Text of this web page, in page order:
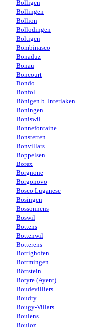
Bolligen
Bollingen
Bollion
Bollodingen
Boltigen
Bombinasco
Bonaduz
Bonau
Boncourt
Bondo
Bonfol
Bönigen b. Interlaken
Boningen
Boniswil
Bonnefontaine
Bonstetten
Bonvillars
Boppelsen
Borex
Borgnone
Borgonovo
Bosco Luganese
Bösingen
Bossonnens
Boswil
Bottens
Bottenwil
Botterens
Bottighofen
Bottmingen
Böttstein
Botyre (Ayent)
Boudevilliers
Boudry
Bougy-Villars
Boulens
Bouloz